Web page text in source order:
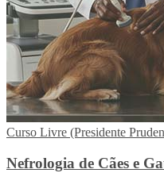
Curso Livre (Presidente
Nefrologia de Cães e